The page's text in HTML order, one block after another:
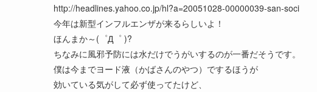
http://headlines.yahoo.co.jp/hl?a=20051028-00000039-san-soci
今年は新型インフルエンザが来るらしいよ！
ほんまか～(゜Д゜ )?
ちなみに風邪予防には水だけでうがいするのが一番だそうです。
僕は今までヨード液（かばさんのやつ）でするほうが
効いている気がして必ず使ってたけど、